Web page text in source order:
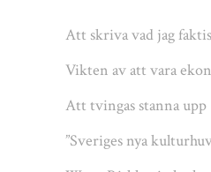
Att skriva vad jag
Vikten av att vara
Att tvingas stanna upp
”Sveriges nya